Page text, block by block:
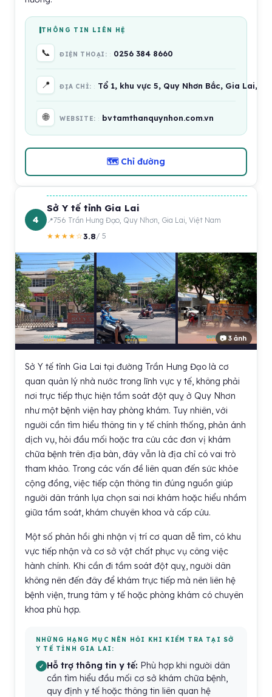
THÔNG TIN LIÊN HỆ
📞 ĐIỆN THOẠI: 0256 384 8660
📍 ĐỊA CHỈ: Tổ 1, khu vực 5, Quy Nhơn Bắc, Gia Lai,
🌐 WEBSITE: bvtamthanquynhon.com.vn
🗺 Chỉ đường
4
Sở Y tế tỉnh Gia Lai
756 Trần Hưng Đạo, Quy Nhơn, Gia Lai, Việt Nam
★★★★☆3.8/ 5
📷 3 ảnh
Sở Y tế tỉnh Gia Lai tại đường Trần Hưng Đạo là cơ
quan quản lý nhà nước trong lĩnh vực y tế, không phải
nơi trực tiếp thực hiện tầm soát đột quỵ ở Quy Nhơn
như một bệnh viện hay phòng khám. Tuy nhiên, với
người cần tìm hiểu thông tin y tế chính thống, phản ánh
dịch vụ, hỏi đầu mối hoặc tra cứu các đơn vị khám
chữa bệnh trên địa bàn, đây vẫn là địa chỉ có vai trò
tham khảo. Trong các vấn đề liên quan đến sức khỏe
cộng đồng, việc tiếp cận thông tin đúng nguồn giúp
người dân tránh lựa chọn sai nơi khám hoặc hiểu nhầm
giữa tầm soát, khám chuyên khoa và cấp cứu.
Một số phản hồi ghi nhận vị trí cơ quan dễ tìm, có khu
vực tiếp nhận và cơ sở vật chất phục vụ công việc
hành chính. Khi cần đi tầm soát đột quỵ, người dân
không nên đến đây để khám trực tiếp mà nên liên hệ
bệnh viện, trung tâm y tế hoặc phòng khám có chuyên
khoa phù hợp.
NHỮNG HẠNG MỤC NÊN HỎI KHI KIỂM TRA TẠI SỞ
Y TẾ TỈNH GIA LAI:
Hỗ trợ thông tin y tế: Phù hợp khi người dân
cần tìm hiểu đầu mối cơ sở khám chữa bệnh,
quy định y tế hoặc thông tin liên quan hệ